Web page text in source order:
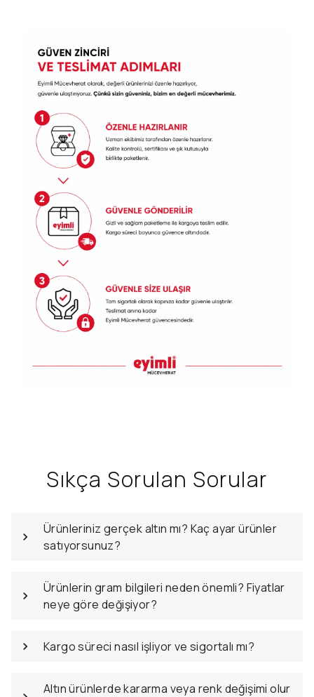
Sıkça Sorulan Sorular
Ürünleriniz gerçek altın mı? Kaç ayar ürünler
satıyorsunuz?
Ürünlerin gram bilgileri neden önemli? Fiyatlar
neye göre değişiyor?
Kargo süreci nasıl işliyor ve sigortalı mı?
Altın ürünlerde kararma veya renk değişimi olur